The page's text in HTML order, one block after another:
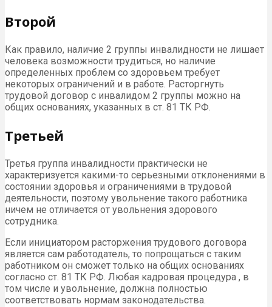
Второй
Как правило, наличие 2 группы инвалидности не лишает
человека возможности трудиться, но наличие
определенных проблем со здоровьем требует
некоторых ограничений и в работе. Расторгнуть
трудовой договор с инвалидом 2 группы можно на
общих основаниях, указанных в ст. 81 ТК РФ.
Третьей
Третья группа инвалидности практически не
характеризуется какими-то серьезными отклонениями в
состоянии здоровья и ограничениями в трудовой
деятельности, поэтому увольнение такого работника
ничем не отличается от увольнения здорового
сотрудника.
Если инициатором расторжения трудового договора
является сам работодатель, то попрощаться с таким
работником он сможет только на общих основаниях
согласно ст. 81 ТК РФ. Любая кадровая процедура , в
том числе и увольнение, должна полностью
соответствовать нормам законодательства.